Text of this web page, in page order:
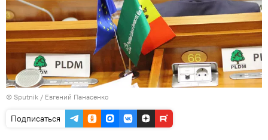
© Sputnik / Евгений Панасенко
Подписаться